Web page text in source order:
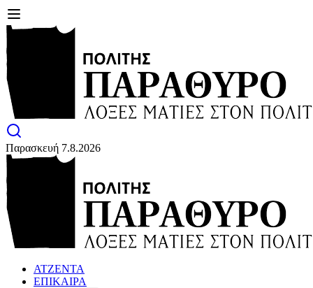
Παρασκευή 7.8.2026
ΑΤΖΕΝΤΑ
ΕΠΙΚΑΙΡΑ